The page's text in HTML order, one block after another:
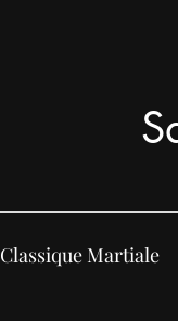
Classique Martiale